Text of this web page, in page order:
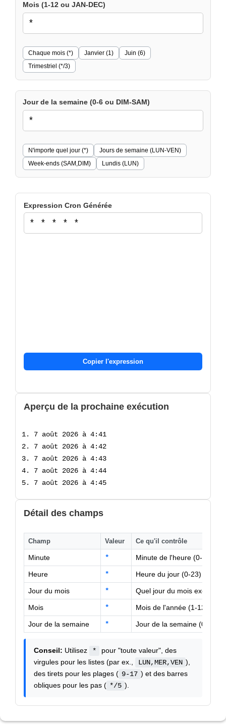
Mois (1-12 ou JAN-DEC)
Chaque mois (*) Janvier (1)
Juin (6)
Trimestriel (*/3)
Jour de la semaine (0-6 ou DIM-SAM)
N'importe quel jour (*)
Jours de semaine (LUN-VEN)
Week-ends (SAM,DIM)
Lundis (LUN)
Expression Cron Générée
Copier l'expression
Aperçu de la prochaine exécution
7 août 2026 à 4:41
7 août 2026 à 4:42
7 août 2026 à 4:43
7 août 2026 à 4:44
7 août 2026 à 4:45
Détail des champs
Champ Valeur Ce qu'il contrôle
Minute * Minute de l'heure (0-59)
Heure * Heure du jour (0-23)
Jour du mois * Quel jour du mois exécuter
Mois * Mois de l'année (1-12 ou
Jour de la semaine * Jour de la semaine (0-6 ou
Conseil: Utilisez *
pour "toute valeur", des
virgules pour les listes (par ex.,
LUN,MER,VEN ),
des tirets pour les plages ( 9-17 ) et des barres
obliques pour les pas ( */5 ).